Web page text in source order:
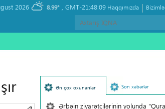
GMT-21:48:09
8.99° |
Haqqımızda
Ən çox oxunanlar Son xəbərlər
Ərbəin ziyarətçilərinin yolunda